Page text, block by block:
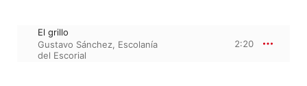
El grillo
Gustavo Sánchez, Escolanía
del Escorial
2:20